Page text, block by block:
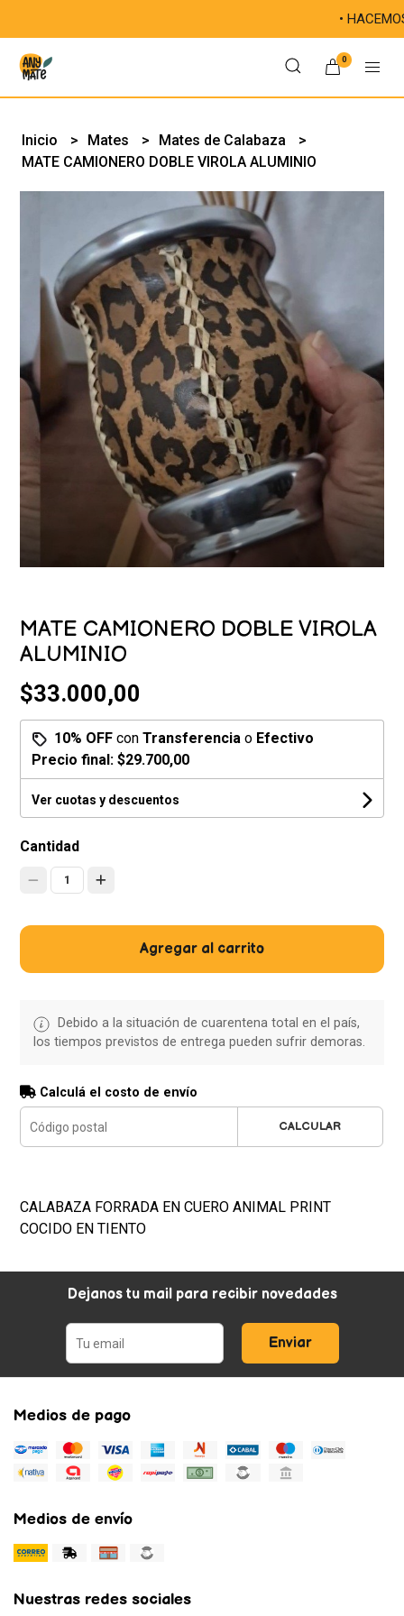
• HACEMOS
0
Inicio Mates
Mates de Calabaza
MATE CAMIONERO DOBLE VIROLA ALUMINIO
MATE CAMIONERO DOBLE VIROLA
ALUMINIO
$33.000,00
10% OFF conTransferencia o Efectivo
Precio final:$29.700,00
Ver cuotas y descuentos
Cantidad
1
Agregar al carrito
Debido a la situación de cuarentena total en el país,
los tiempos previstos de entrega pueden sufrir demoras.
Calculá el costo de envío
CALCULAR
CALABAZA FORRADA EN CUERO ANIMAL PRINT
COCIDO EN TIENTO
Dejanos tu mail para recibir novedades
Enviar
Medios de pago
Medios de envío
Nuestras redes sociales